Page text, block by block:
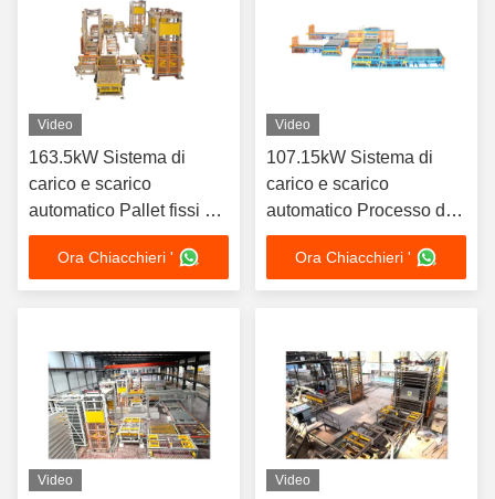
Video
163.5kW Sistema di
carico e scarico
automatico Pallet fissi su
auto a secco
Ora Chiacchieri '
Video
107.15kW Sistema di
carico e scarico
automatico Processo di
impostazione diretta
Robot di doppio
raggruppamento
Ora Chiacchieri '
Video Video